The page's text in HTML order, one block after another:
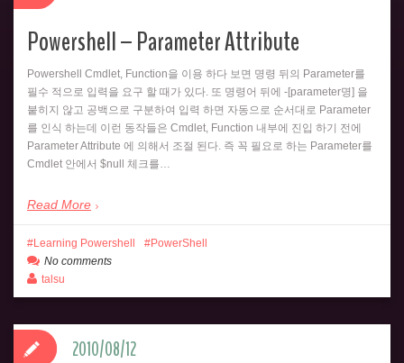
Powershell – Parameter Attribute
Powershell Cmdlet, Function을 이용 하다 보면 명령 뒤의 Parameter를
필수 적으로 입력을 요구 할 때가 있다. 또 명령어 뒤에 -[parameter명] 을
붙히지 않고 공백으로 구분하여 입력 하면 자동으로 순서대로 Parameter
를 인식 하는데 이런 동작들은 Cmdlet, Function 내부에 진입 하기 전에
Parameter Attribute 에 의해서 조절 된다. 즉 꼭 필요로 하는 Parameter를
Cmdlet 안에서 $null 체크를…
Read More
Learning Powershell
PowerShell
No comments
talsu
2010/08/12